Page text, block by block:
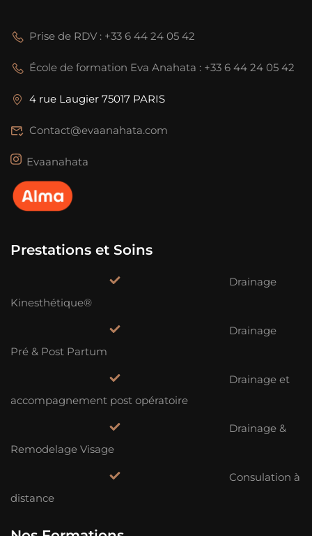
Prise de RDV : +33 6 44 24 05 42
École de formation Eva Anahata : +33 6 44 24 05 42
4 rue Laugier 75017 PARIS
Contact@evaanahata.com
Evaanahata
Prestations et Soins
Drainage
Kinesthétique®
Drainage
Pré & Post Partum
Drainage et
accompagnement post opératoire
Drainage &
Remodelage Visage
Consulation à
distance